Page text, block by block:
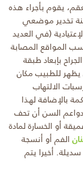
يقوم بأجراء هذه
تخدير موضعي
(في العديد
المواقع المصابة
بإبعاد طبقة
يظهر للطبيب مكان
الالتهاب
بالإضافة لهذا
السن أن تحف
أو الخسارة لمادة
الفم أو أنسجة
أخيرا يتم